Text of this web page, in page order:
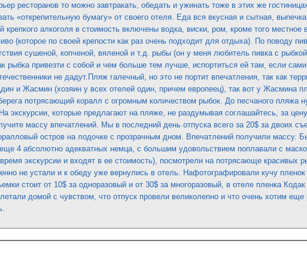
ресторанов то можно завтракать, обедать и ужинать тоже в этих же
«открепительную бумагу» от своего отеля. Еда вся вкусная и сытная,
алкоголя в стоимость включены водка, виски, ром, кроме того местное
(которое по своей крепости как раз очень подходит для отдыха). По поводу
сушеной, копченой, вяленой и т.д. рыбы (он у меня любитель пивка с
рыбка привезти с собой и чем больше тем лучше, испортиться ей там, если
не дадут.Пляж галечный, но это не портит впечатления, так как
и Жасмин (хозяин у всех отелей один, причем европеец), так вот у Жасмина
потрясающий коралл с огромным количеством рыбок. До песчаного пляжа
экскурсии, которые предлагают на пляже, не раздумывая соглашайтесь, за
массу впечатлений. Мы в последний день отпуска всего за 20$ за двоих
остров на лодочке с прозрачным дном. Впечатлений получили массу.
4 абсолютно адекватных немца, с большим удовольствием поплавали с
экскурсии и входят в ее стоимость), посмотрели на потрясающе красивых
не устали и к обеду уже вернулись в отель. Нафотографировали кучу
стоит от 10$ за одноразовый и от 30$ за многоразовый, в отеле пленка
домой с чувством, что отпуск провели великолепно и что очень хотим еще